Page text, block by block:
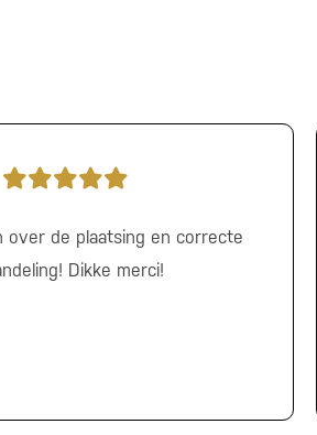
over de plaatsing en correcte
Dikke merci!